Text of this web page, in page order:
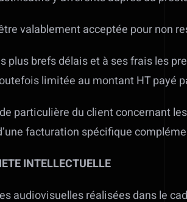
valablement acceptée pour non
plus brefs délais et à ses frais les
limitée au montant HT payé
particulière du client concernant
facturation spécifique
INTELLECTUELLE
audiovisuelles réalisées dans le